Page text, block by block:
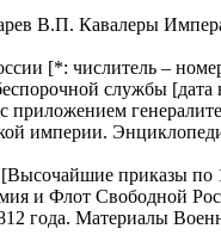
В.П. Кавалеры
[*: числитель –
службы
приложением
империи.
[Высочайшие приказы по
и Флот Свободной
года. Материалы